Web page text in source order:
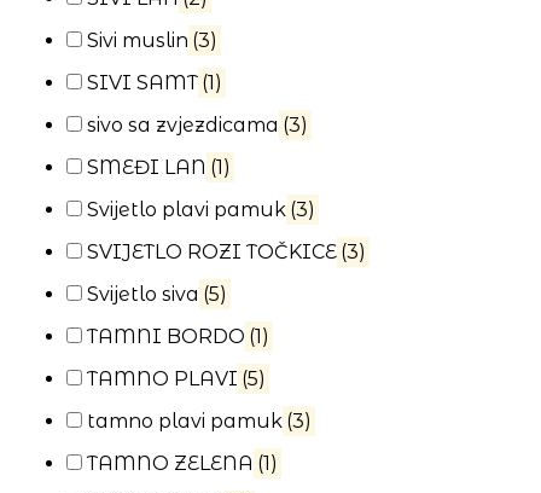
Sivi muslin (3)
SIVI SAMT (1)
sivo sa zvjezdicama (3)
SMEĐI LAN (1)
Svijetlo plavi pamuk (3)
SVIJETLO ROZI TOČKICE (3)
Svijetlo siva (5)
TAMNI BORDO (1)
TAMNO PLAVI (5)
tamno plavi pamuk (3)
TAMNO ZELENA (1)